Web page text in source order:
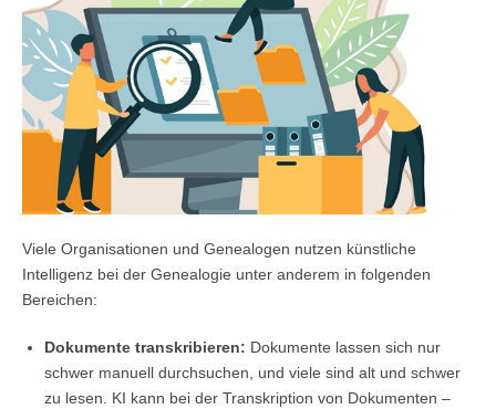
Viele Organisationen und Genealogen nutzen künstliche
Intelligenz bei der Genealogie unter anderem in folgenden
Bereichen:
Dokumente transkribieren: Dokumente lassen sich nur
schwer manuell durchsuchen, und viele sind alt und schwer
zu lesen. KI kann bei der Transkription von Dokumenten –